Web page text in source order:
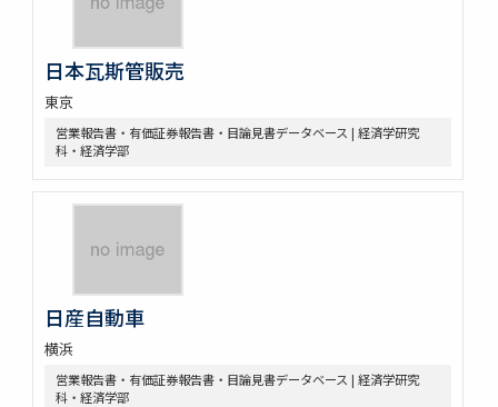
日本瓦斯管販売
東京
営業報告書・有価証券報告書・目論見書データベース | 経済学研究
科・経済学部
日産自動車
横浜
営業報告書・有価証券報告書・目論見書データベース | 経済学研究
科・経済学部